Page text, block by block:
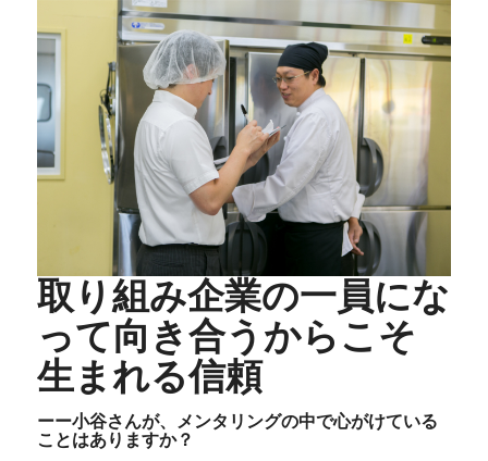
取り組み企業の一員にな
って向き合うからこそ
生まれる信頼
ーー小谷さんが、メンタリングの中で心がけている
ことはありますか？